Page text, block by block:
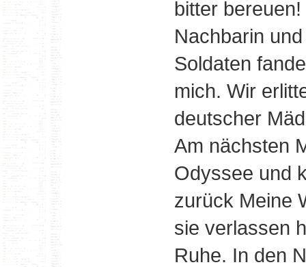
bitter
Nachbarin
Soldaten
mich. Wir
deutscher
Am nächsten
Odyssee und
zurück Meine
sie verlassen
Ruhe. In den